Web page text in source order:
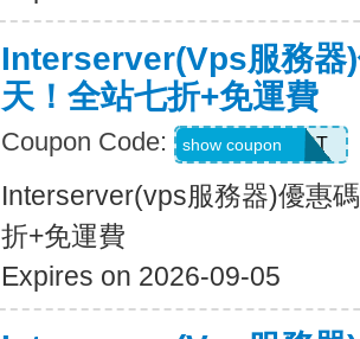
Interserver(vps服務器
天！全站七折+免運費
Coupon Code: SERVERHOST
show coupon
Interserver(vps服務器)優惠
折+免運費
Expires on 2026-09-05